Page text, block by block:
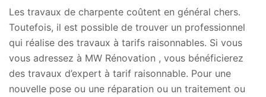
Les travaux de charpente coûtent en général chers.
Toutefois, il est possible de trouver un professionnel
qui réalise des travaux à tarifs raisonnables. Si vous
vous adressez à MW Rénovation , vous bénéficierez
des travaux d’expert à tarif raisonnable. Pour une
nouvelle pose ou une réparation ou un traitement ou